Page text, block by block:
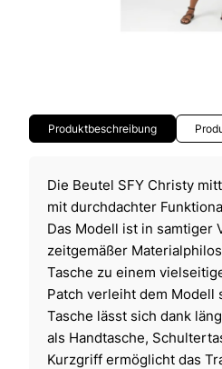
Produktbeschreibung
Die Beutel SFY Christy
mit durchdachter
Das Modell ist in
zeitgemäßer
Tasche zu einem
Patch verleiht dem Modell
Tasche lässt sich dank
als Handtasche,
Kurzgriff ermöglicht das